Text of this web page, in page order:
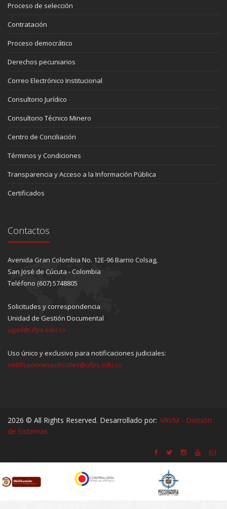
Proceso de selección
Contratación
Proceso democrático
Derechos pecuniarios
Correo Electrónico Institucional
Consultorio Jurídico
Consultorio Técnico Minero
Centro de Conciliación
Términos y Condiciones
Transparencia y Acceso a la Información Pública
Certificados
Contactos
Avenida Gran Colombia No. 12E-96 Barrio Colsag,
San José de Cúcuta - Colombia
Teléfono (607) 5748805
Solicitudes y correspondencia
Unidad de Gestión Documental
ugad@ufps.edu.co
Uso único y exclusivo para notificaciones judiciales:
notificacionesjudiciales@ufps.edu.co
2026 © All Rights Reserved. Desarrollado por: VAVM - División
de Sistemas